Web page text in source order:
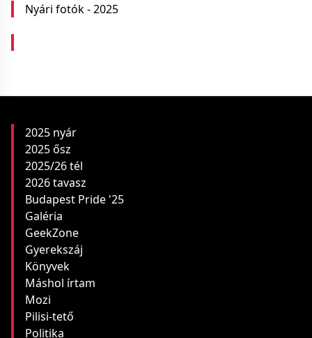
Nyári fotók - 2025
2025 nyár
2025 ősz
2025/26 tél
2026 tavasz
Budapest Pride '25
Galéria
GeekZone
Gyerekszáj
Könyvek
Máshol írtam
Mozi
Pilisi-tető
Politika